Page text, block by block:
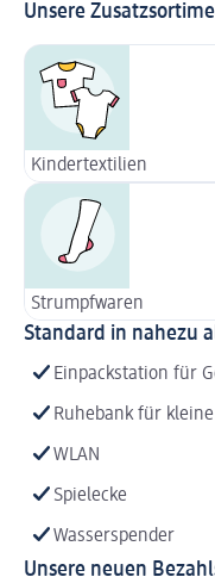
Unsere
Kindertextilien
Strumpfwaren
Standard in nahezu
Einpackstation für
Ruhebank für
WLAN
Spielecke
Wasserspender
Unsere neuen